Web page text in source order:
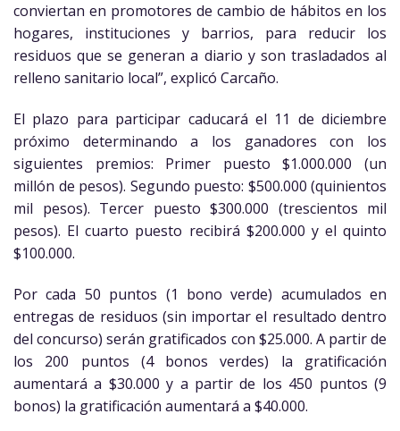
conviertan en promotores de cambio de hábitos en los
hogares, instituciones y barrios, para reducir los
residuos que se generan a diario y son trasladados al
relleno sanitario local”, explicó Carcaño.
El plazo para participar caducará el 11 de diciembre
próximo determinando a los ganadores con los
siguientes premios: Primer puesto $1.000.000 (un
millón de pesos). Segundo puesto: $500.000 (quinientos
mil pesos). Tercer puesto $300.000 (trescientos mil
pesos). El cuarto puesto recibirá $200.000 y el quinto
$100.000.
Por cada 50 puntos (1 bono verde) acumulados en
entregas de residuos (sin importar el resultado dentro
del concurso) serán gratificados con $25.000. A partir de
los 200 puntos (4 bonos verdes) la gratificación
aumentará a $30.000 y a partir de los 450 puntos (9
bonos) la gratificación aumentará a $40.000.